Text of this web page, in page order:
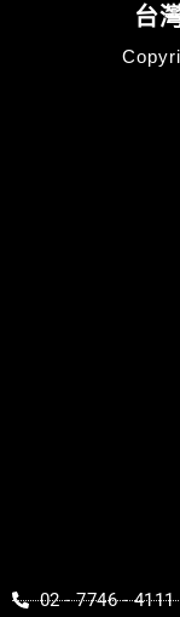
台
02 - 7746 - 4111